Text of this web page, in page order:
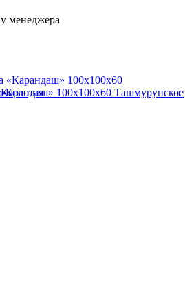
менеджера
100х100x60 Ташмурунское